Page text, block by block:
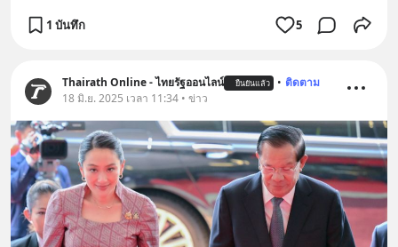
1 บันทึก 5
Thairath Online - ไทยรัฐออนไลน์ ยืนยันแล้ว • ติดตาม
18 มิ.ย. 2025 เวลา 11:34 • ข่าว